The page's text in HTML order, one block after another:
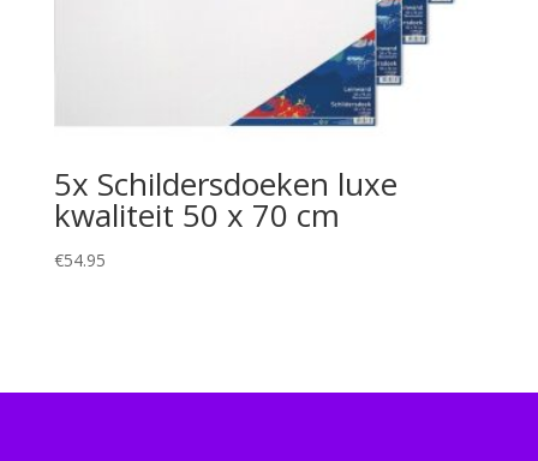
5x Schildersdoeken luxe
kwaliteit 50 x 70 cm
€54.95